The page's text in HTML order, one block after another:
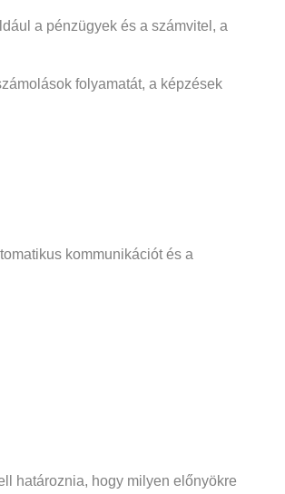
a pénzügyek és a számvitel, a
folyamatát, a képzések
kommunikációt és a
határoznia, hogy milyen előnyökre